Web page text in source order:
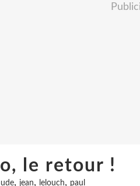
le retour !
, jean, lelouch, paul